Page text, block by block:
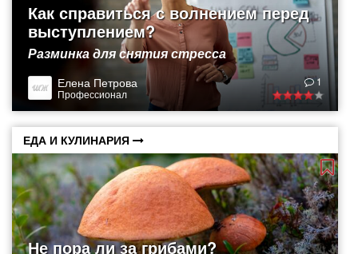
Как справиться с волнением перед
выступлением?
Разминка для снятия стресса
Елена Петрова
Профессионал
1
ЕДА И КУЛИНАРИЯ
Не пора ли за грибами?